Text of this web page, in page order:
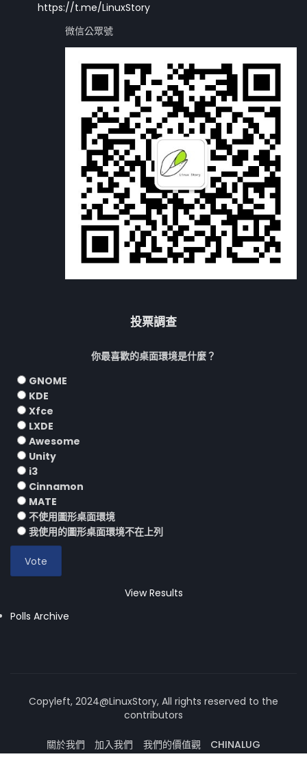
https://t.me/LinuxStory
微信公眾號
投票調查
你最喜歡的桌面環境是什麼？
GNOME
KDE
Xfce
LXDE
Awesome
Unity
i3
Cinnamon
MATE
不使用圖形桌面環境
我使用的圖形桌面環境不在上列
View Results
Polls Archive
Copyleft, 2024@LinuxStory, All rights reserved to the
contributors
關於我們 加入我們 我們的價值觀
CHINALUG